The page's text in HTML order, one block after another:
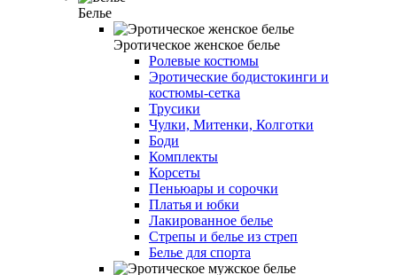
Белье
Эротическое женское белье
Ролевые костюмы
Эротические бодистокинги и
костюмы-сетка
Трусики
Чулки, Митенки, Колготки
Боди
Комплекты
Корсеты
Пеньюары и сорочки
Платья и юбки
Лакированное белье
Стрепы и белье из стреп
Белье для спорта